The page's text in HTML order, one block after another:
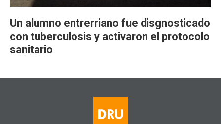
Un alumno entrerriano fue disgnosticado
con tuberculosis y activaron el protocolo
sanitario